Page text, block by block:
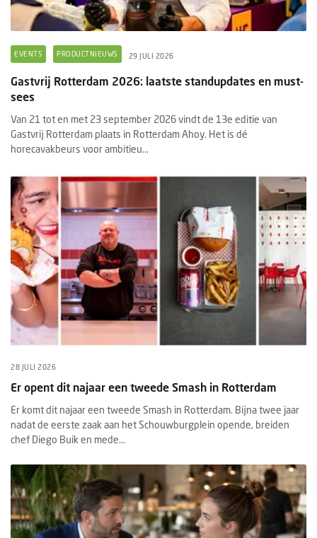
EVENTS PRODUCTNIEUWS 29 JULI 2026
Gastvrij Rotterdam 2026: laatste standupdates en must-
sees
Van 21 tot en met 23 september 2026 vindt de 13e editie van
Gastvrij Rotterdam plaats in Rotterdam Ahoy. Het is dé
horecavakbeurs voor ambitieu...
28 JULI 2026
Er opent dit najaar een tweede Smash in Rotterdam
Er komt dit najaar een tweede Smash in Rotterdam. Bijna twee jaar
nadat de eerste zaak aan het Schouwburgplein opende, breiden
chef Diego Buik en mede...